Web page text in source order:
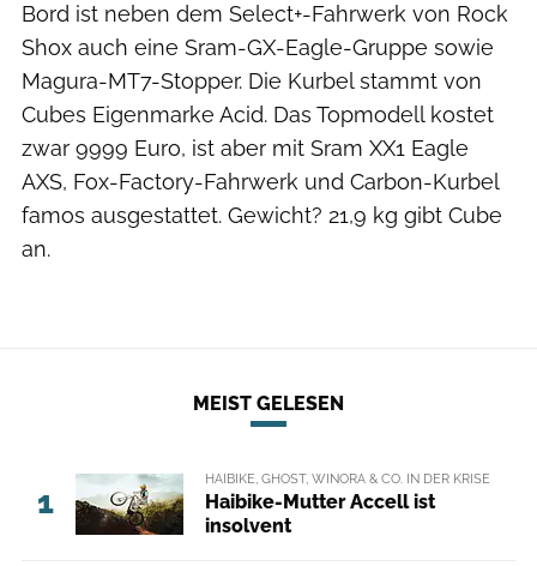
Bord ist neben dem Select+-Fahrwerk von Rock
Shox auch eine Sram-GX-Eagle-Gruppe sowie
Magura-MT7-Stopper. Die Kurbel stammt von
Cubes Eigenmarke Acid. Das Topmodell kostet
zwar 9999 Euro, ist aber mit Sram XX1 Eagle
AXS, Fox-Factory-Fahrwerk und Carbon-Kurbel
famos ausgestattet. Gewicht? 21,9 kg gibt Cube
an.
MEIST GELESEN
1
HAIBIKE, GHOST, WINORA & CO. IN DER KRISE
Haibike-Mutter Accell ist
insolvent